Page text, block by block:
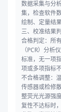
数据采集与分
集，检查软件
绘制、定量结
三、校准结果
合格判定：所
（PCR）分
标准，无一项
项或多项指标
不合格调整：
传感器或检修
整荧光光源强
复性不达标时